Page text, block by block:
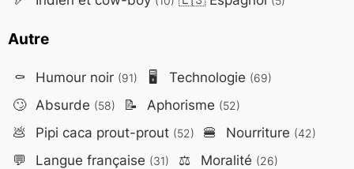
Autre
⚰️ Humour noir (91) 🖥️ Technologie (69)
🙄 Absurde (58) 📝 Aphorisme (52)
💩 Pipi caca prout-prout (52) 🍔 Nourriture (42)
💬 Langue française (31) ⚖️ Moralité (26)